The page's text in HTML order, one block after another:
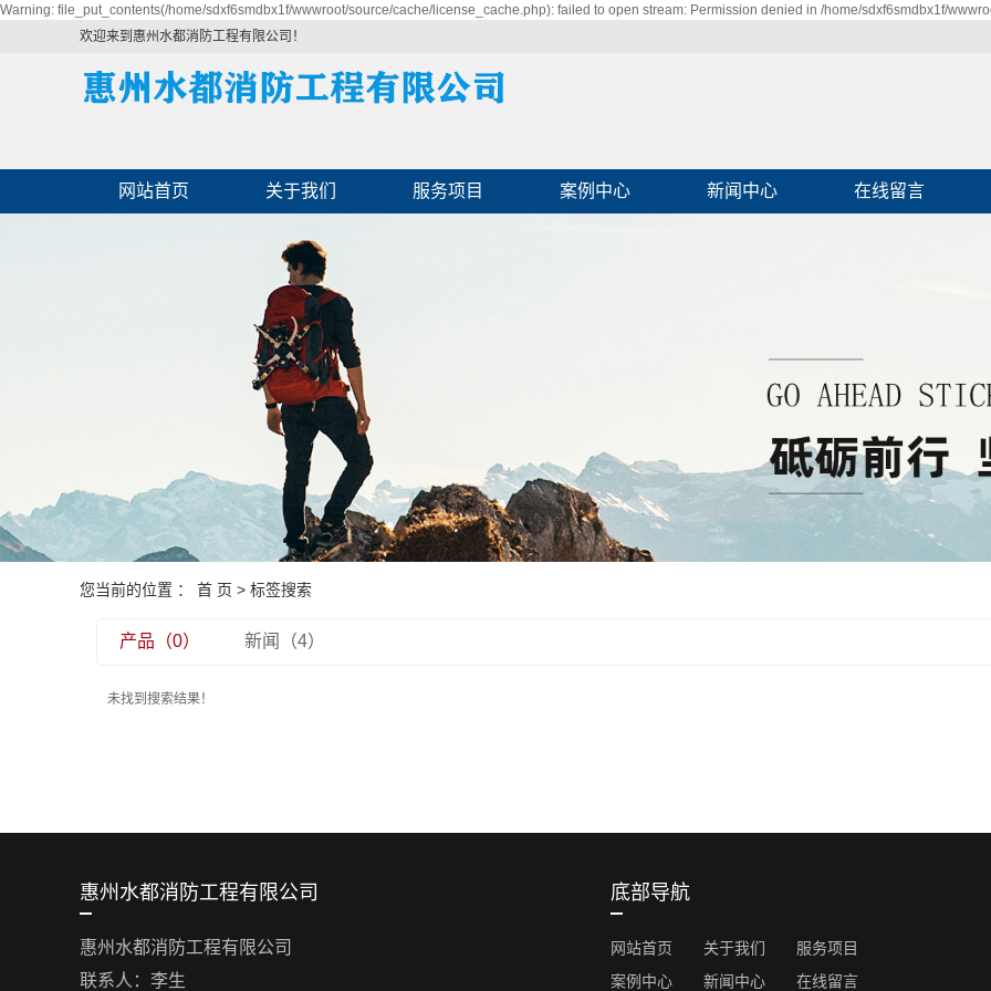
Warning: file_put_contents(/home/sdxf6smdbx1f/wwwroot/source/cache/license_cache.php): failed to open stream: Permission denied in /home/sdxf6smdbx1f/
欢迎来到惠州水都消防工程有限公司！
网站首页 关于我们 服务项目 案例中心 新闻中心 在线留言
您当前的位置 ： 首 页 > 标签搜索
产品（0） 新闻（4）
未找到搜索结果！
惠州水都消防工程有限公司
惠州水都消防工程有限公司
联系人：李生
底部导航
网站首页 关于我们
服务项目
案例中心
新闻中心 在线留言